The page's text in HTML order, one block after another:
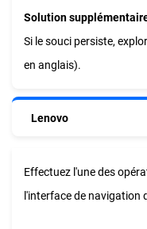
Solution
Si le souci persiste,
en anglais).
Lenovo
Effectuez l'une des
l'interface de navigation